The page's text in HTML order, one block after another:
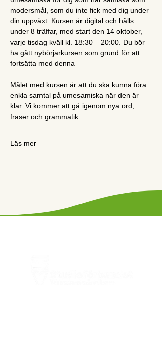
modersmål, som du inte fick med dig under
din uppväxt. Kursen är digital och hålls
under 8 träffar, med start den 14 oktober,
varje tisdag kväll kl. 18:30 – 20:00. Du bör
ha gått nybörjarkursen som grund för att
fortsätta med denna
Målet med kursen är att du ska kunna föra
enkla samtal på umesamiska när den är
klar. Vi kommer att gå igenom nya ord,
fraser och grammatik…
Läs mer